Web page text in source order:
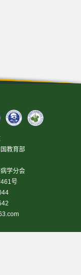
教育部
学分会
号